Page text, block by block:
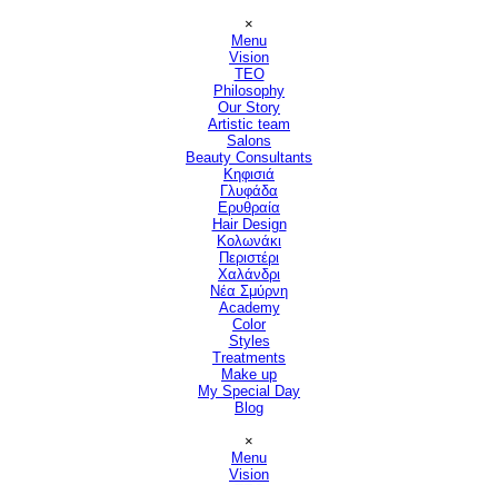
×
Menu
Vision
TEO
Philosophy
Our Story
Artistic team
Salons
Beauty Consultants
Κηφισιά
Γλυφάδα
Ερυθραία
Hair Design▼
Κολωνάκι
Περιστέρι
Χαλάνδρι
Νέα Σμύρνη
Academy
Color
Styles
Treatments
Make up
My Special Day
Blog
×
Menu
Vision